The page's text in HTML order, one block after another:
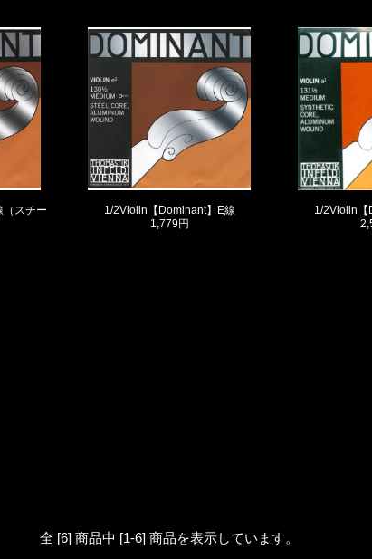
スチー
1/2Violin【Dominant】E線
1,779円
1/2Violin【
全 [6] 商品中 [1-6] 商品を表示しています。